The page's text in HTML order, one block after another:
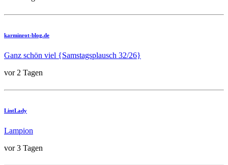
karminrot-blog.de
Ganz schön viel {Samstagsplausch 32/26}
vor 2 Tagen
LintLady
Lampion
vor 3 Tagen